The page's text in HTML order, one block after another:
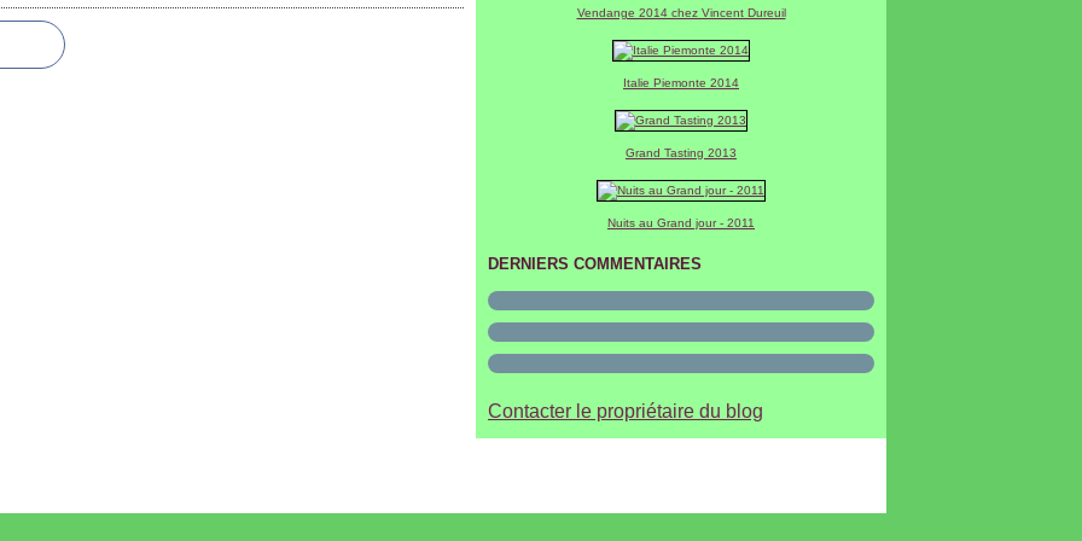
Vendange 2014 chez Vincent Dureuil
Italie Piemonte 2014
Grand Tasting 2013
Nuits au Grand jour - 2011
DERNIERS COMMENTAIRES
Contacter le propriétaire du blog